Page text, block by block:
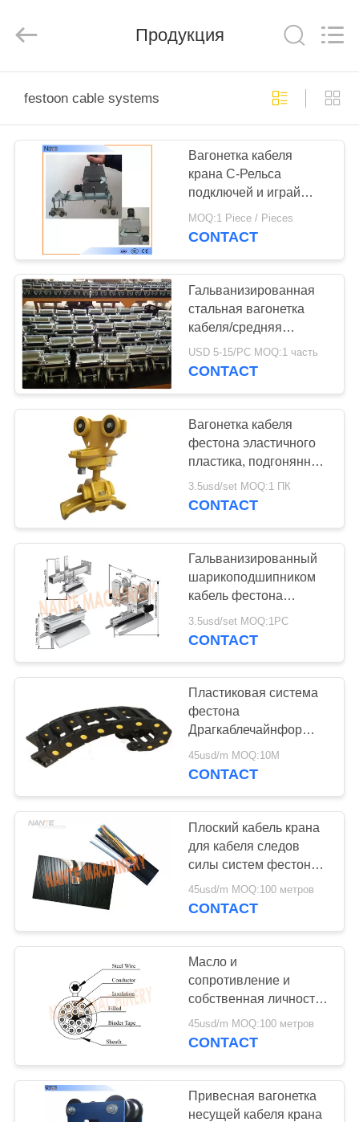
СТРАНИЦА
ПРОДУКТЫ
НАША
ФАБРИКА
КАЧЕСТВО
УПРАВЛЕНИЯ
СВЯЗАТЬСЯ
НАМИ
СПРОСИТЕ
ЦИТАТУ
COMPANY
NEWS
САЙТА
POLICY
Eqiupment
Co.,Ltd..
Reserved.
Продукция
festoon cable systems
Вагонетка кабеля
крана C-Рельса
подключей и играй
передвижная для
системы фестона луча
MOQ:1 Piece / Pieces
CONTACT
Гальванизированная
стальная вагонетка
кабеля/средняя
система В35МКТ
фестона луча и
USD 5-15/PC MOQ:1 часть
CONTACT
Вагонетка кабеля
фестона эластичного
пластика, подгонянная
вагонетка надземного
крана
3.5usd/set MOQ:1 ПК
CONTACT
Гальванизированный
шарикоподшипником
кабель фестона
стальной квартиры для
температуры
3.5usd/set MOQ:1PC
CONTACT
Пластиковая система
фестона
Драгкаблечайнфор
энергии для подъема
или ворота
45usd/m MOQ:10М
CONTACT
Плоский кабель крана
для кабеля следов
силы систем фестона
смягчает краны и
поднимает серию
45usd/m MOQ:100 метров
CONTACT
Масло и
сопротивление и
собственная личность
пламени туша
привесной контроль
45usd/m MOQ:100 метров
CONTACT
Привесная вагонетка
несущей кабеля крана